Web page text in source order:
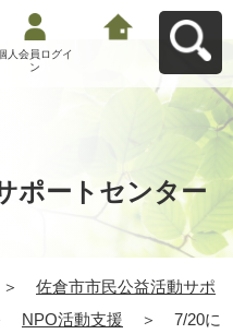
人会員ログイ
ン
ポートセンター
＞
佐倉市市民公益活動サポ
NPO活動支援 ＞
7/20に